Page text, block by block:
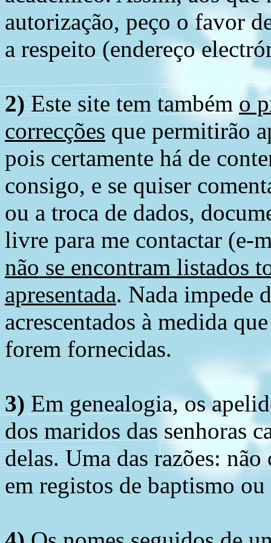
autorização, peço o favor
a respeito (endereço
2) Este site tem também o
correcções que permitirão
pois certamente há de
consigo, e se quiser
ou a troca de dados,
livre para me contactar (e-
não se encontram listados
apresentada. Nada impede
acrescentados à medida
forem fornecidas.
3) Em genealogia, os
dos maridos das senhoras
delas. Uma das razões:
em registos de baptismo